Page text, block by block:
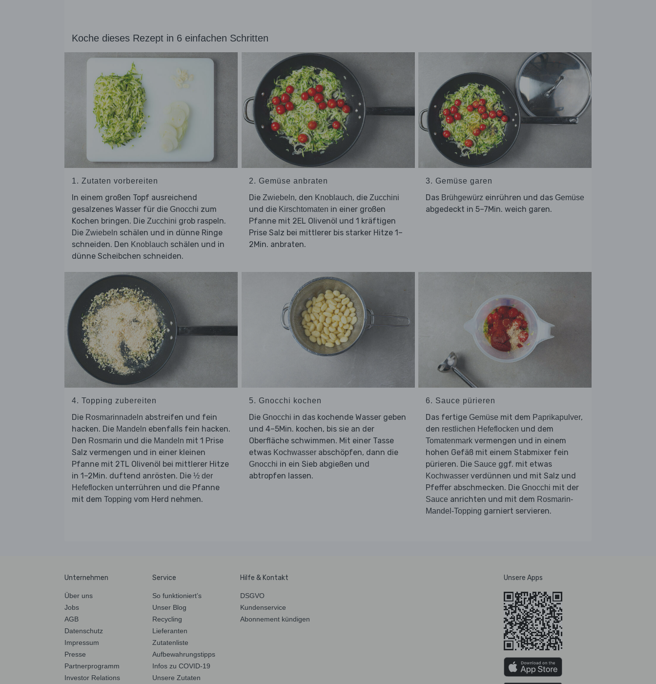
Koche dieses Rezept in 6 einfachen Schritten
1. Zutaten vorbereiten
In einem großen Topf ausreichend
gesalzenes Wasser für die Gnocchi zum
Kochen bringen. Die Zucchini grob raspeln.
Die Zwiebeln schälen und in dünne Ringe
schneiden. Den Knoblauch schälen und in
dünne Scheibchen schneiden.
2. Gemüse anbraten
Die Zwiebeln, den Knoblauch, die Zucchini
und die Kirschtomaten in einer großen
Pfanne mit 2EL Olivenöl und 1 kräftigen
Prise Salz bei mittlerer bis starker Hitze 1–
2Min. anbraten.
3. Gemüse garen
Das Brühgewürz einrühren und das Gemüse
abgedeckt in 5–7Min. weich garen.
4. Topping zubereiten
Die Rosmarinnadeln abstreifen und fein
hacken. Die Mandeln ebenfalls fein hacken.
Den Rosmarin und die Mandeln mit 1 Prise
Salz vermengen und in einer kleinen
Pfanne mit 2TL Olivenöl bei mittlerer Hitze
in 1–2Min. duftend anrösten. Die ½ der
Hefeflocken unterrühren und die Pfanne
mit dem Topping vom Herd nehmen.
5. Gnocchi kochen
Die Gnocchi in das kochende Wasser geben
und 4–5Min. kochen, bis sie an der
Oberfläche schwimmen. Mit einer Tasse
etwas Kochwasserabschöpfen, dann die
Gnocchi in ein Sieb abgießen und
abtropfen lassen.
6. Sauce pürieren
Das fertige Gemüse mit dem Paprikapulver,
den restlichen Hefeflocken und dem
Tomatenmark vermengen und in einem
hohen Gefäß mit einem Stabmixer fein
pürieren. Die Sauce ggf. mit etwas
Kochwasser verdünnen und mit Salz und
Pfeffer abschmecken. Die Gnocchi mit der
Sauce anrichten und mit dem Rosmarin-
Mandel-Topping garniert servieren.
Unternehmen
Über uns
Jobs
AGB
Datenschutz
Impressum
Presse
Partnerprogramm
Investor Relations
Service
So funktioniert’s
Unser Blog
Recycling
Lieferanten
Zutatenliste
Aufbewahrungstipps
Infos zu COVID-19
Unsere Zutaten
Hilfe & Kontakt
DSGVO
Kundenservice
Abonnement kündigen
Unsere Apps